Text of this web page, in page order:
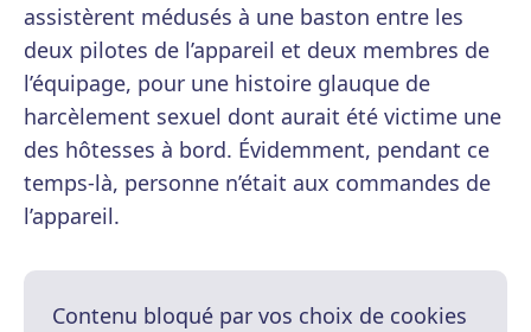
assistèrent médusés à une baston entre les
deux pilotes de l’appareil et deux membres de
l’équipage, pour une histoire glauque de
harcèlement sexuel dont aurait été victime une
des hôtesses à bord. Évidemment, pendant ce
temps-là, personne n’était aux commandes de
l’appareil.
Contenu bloqué par vos choix de cookies